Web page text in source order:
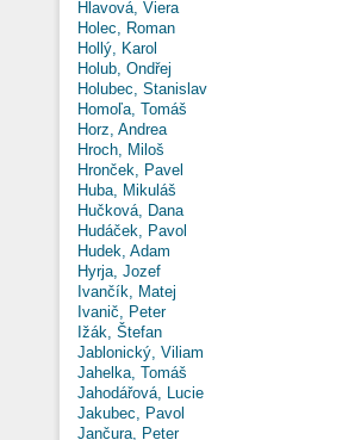
Hlavová, Viera
Holec, Roman
Hollý, Karol
Holub, Ondřej
Holubec, Stanislav
Homoľa, Tomáš
Horz, Andrea
Hroch, Miloš
Hronček, Pavel
Huba, Mikuláš
Hučková, Dana
Hudáček, Pavol
Hudek, Adam
Hyrja, Jozef
Ivančík, Matej
Ivanič, Peter
Ižák, Štefan
Jablonický, Viliam
Jahelka, Tomáš
Jahodářová, Lucie
Jakubec, Pavol
Jančura, Peter